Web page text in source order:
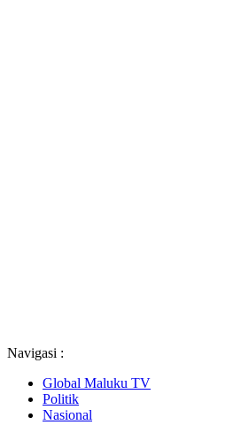
Navigasi :
Global Maluku TV
Politik
Nasional